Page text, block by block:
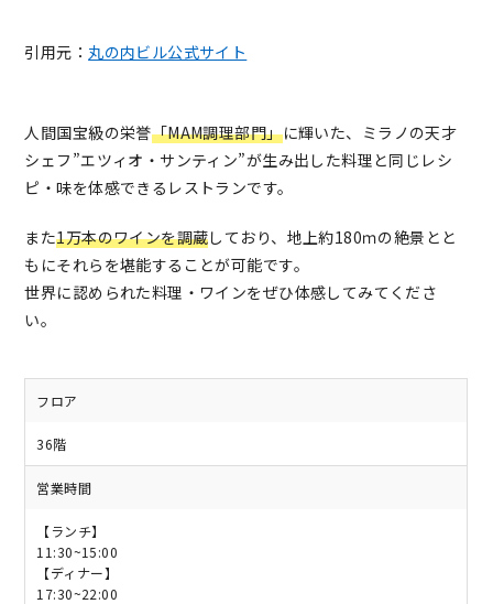
引用元： 丸の内ビル公式サイト
人間国宝級の栄誉「MAM調理部門」に輝いた、ミラノの天才
シェフ”エツィオ・サンティン”が生み出した料理と同じレシ
ピ・味を体感できるレストランです。
また1万本のワインを調蔵しており、地上約180ｍの絶景とと
もにそれらを堪能することが可能です。
世界に認められた料理・ワインをぜひ体感してみてくださ
い。
フロア
36階
営業時間
【ランチ】
11:30~15:00
【ディナー】
17:30~22:00